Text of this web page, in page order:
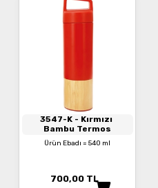
3547-K - Kırmızı
Bambu Termos
Ürün Ebadı = 540 ml
700,00 TL